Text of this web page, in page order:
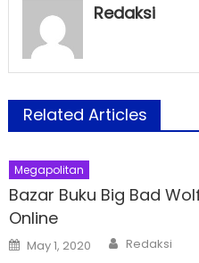
Redaksi
Related Articles
Megapolitan
Bazar Buku Big Bad
Online
Posted
on
May 1, 2020 Author
Redaksi